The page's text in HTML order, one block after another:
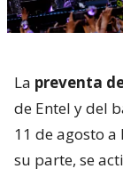
La preventa
de Entel y del
11 de agosto a
su parte, se